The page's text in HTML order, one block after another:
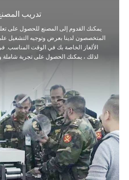
تدريب
يمكنك القدوم إلى المصنع للحصول على
المتخصصون لدينا بعرض وتوجيه التشغيل
الألغاز الخاصة بك في الوقت المناسب.
لذلك ، يمكنك الحصول على تجربة شاملة